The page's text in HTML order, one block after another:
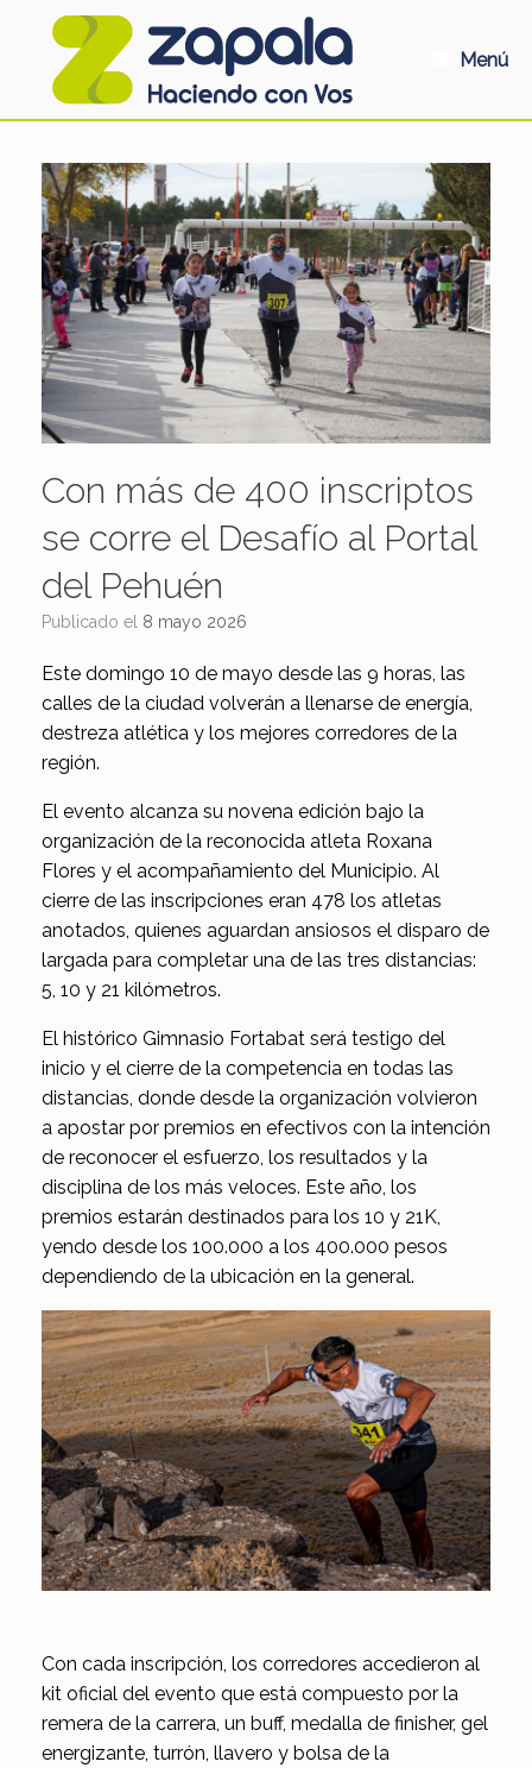
Menú
Con más de 400 inscriptos
se corre el Desafío al Portal
del Pehuén
Publicado el 8 mayo 2026
Este domingo 10 de mayo desde las 9 horas, las
calles de la ciudad volverán a llenarse de energía,
destreza atlética y los mejores corredores de la
región.
El evento alcanza su novena edición bajo la
organización de la reconocida atleta Roxana
Flores y el acompañamiento del Municipio. Al
cierre de las inscripciones eran 478 los atletas
anotados, quienes aguardan ansiosos el disparo de
largada para completar una de las tres distancias:
5, 10 y 21 kilómetros.
El histórico Gimnasio Fortabat será testigo del
inicio y el cierre de la competencia en todas las
distancias, donde desde la organización volvieron
a apostar por premios en efectivos con la intención
de reconocer el esfuerzo, los resultados y la
disciplina de los más veloces. Este año, los
premios estarán destinados para los 10 y 21K,
yendo desde los 100.000 a los 400.000 pesos
dependiendo de la ubicación en la general.
Con cada inscripción, los corredores accedieron al
kit oficial del evento que está compuesto por la
remera de la carrera, un buff, medalla de finisher, gel
energizante, turrón, llavero y bolsa de la